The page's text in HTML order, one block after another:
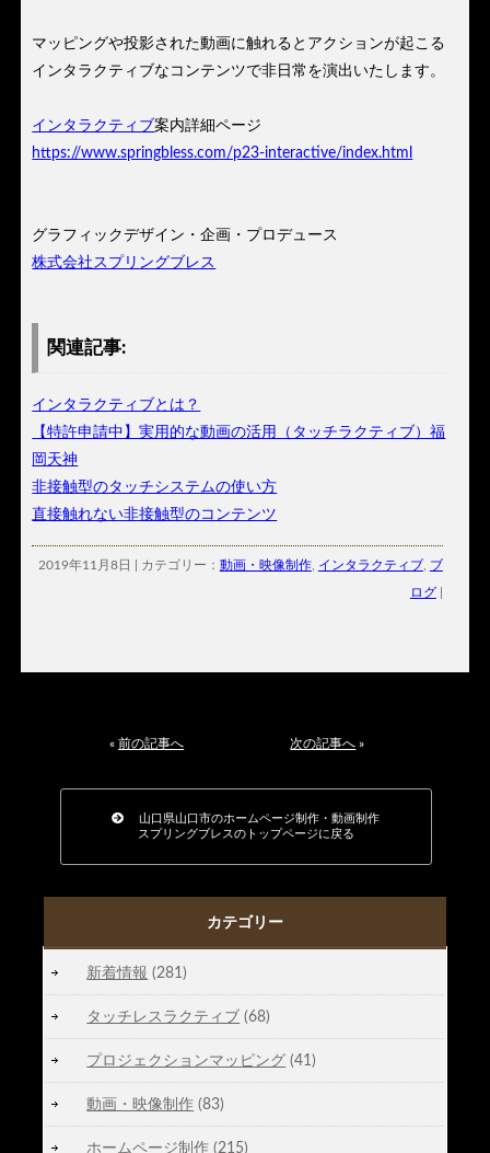
マッピングや投影された動画に触れるとアクションが起こる
インタラクティブなコンテンツで非日常を演出いたします。
インタラクティブ案内詳細ページ
https://www.springbless.com/p23-interactive/index.html
グラフィックデザイン・企画・プロデュース
株式会社スプリングブレス
関連記事:
インタラクティブとは？
【特許申請中】実用的な動画の活用（タッチラクティブ）福
岡天神
非接触型のタッチシステムの使い方
直接触れない非接触型のコンテンツ
2019年11月8日 | カテゴリー： 動画・映像制作, インタラクティブ, ブ
ログ|
«前の記事へ 次の記事へ »
山口県山口市のホームページ制作・動画制作
スプリングブレスのトップページに戻る
カテゴリー
新着情報 (281)
タッチレスラクティブ (68)
プロジェクションマッピング (41)
動画・映像制作 (83)
ホームページ制作 (215)